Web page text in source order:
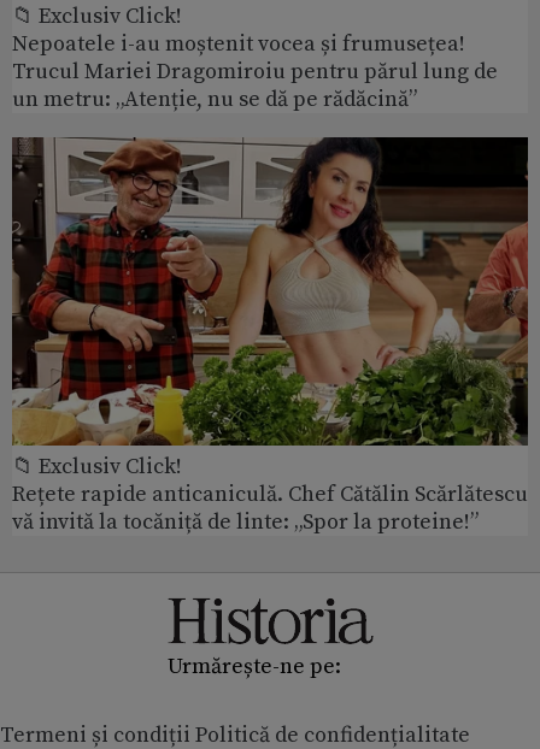
📁 Exclusiv Click!
Nepoatele i-au moștenit vocea și frumusețea!
Trucul Mariei Dragomiroiu pentru părul lung de
un metru: „Atenție, nu se dă pe rădăcină”
📁 Exclusiv Click!
Rețete rapide anticaniculă. Chef Cătălin Scărlătescu
vă invită la tocăniță de linte: „Spor la proteine!”
Urmărește-ne pe:
Termeni și condiții Politică de confidențialitate